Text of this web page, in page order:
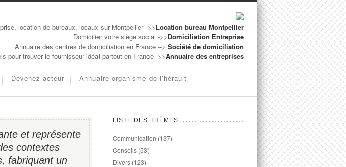
location de bureaux, locaux sur Montpellier ->>Location bureau Montpellier
Domicilier votre siège social ->>Domiciliation Entreprise
Annuaire des centres de domiciliation en France --> Société de domiciliation
pour trouver le fournisseur idéal partout en France ->>Annuaire des entreprises
Devenez acteur Annuaire organisme de l’hérault
et représente
contextes
fabriquant un
LISTE DES THÈMES
Communication (137)
Conseils (53)
Divers (123)